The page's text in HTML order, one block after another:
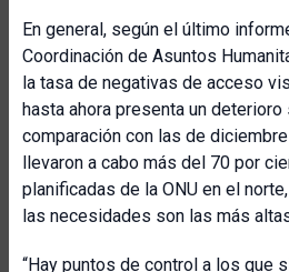
En general, según el último
Coordinación de Asuntos
la tasa de negativas de acceso
hasta ahora presenta un
comparación con las de
llevaron a cabo más del 70 por
planificadas de la ONU en el
las necesidades son las más
“Hay puntos de control a los que